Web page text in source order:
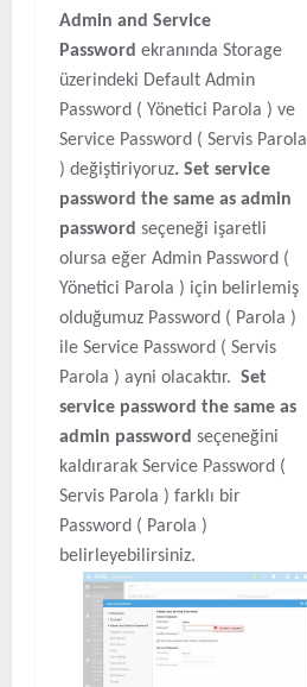
Admin and Service
Password ekranında Storage
üzerindeki Default Admin
Password ( Yönetici Parola ) ve
Service Password ( Servis Parola
) değiştiriyoruz. Set service
password the same as admin
password seçeneği işaretli
olursa eğer Admin Password (
Yönetici Parola ) için belirlemiş
olduğumuz Password ( Parola )
ile Service Password ( Servis
Parola ) ayni olacaktır. Set
service password the same as
admin password seçeneğini
kaldırarak Service Password (
Servis Parola ) farklı bir
Password ( Parola )
belirleyebilirsiniz.